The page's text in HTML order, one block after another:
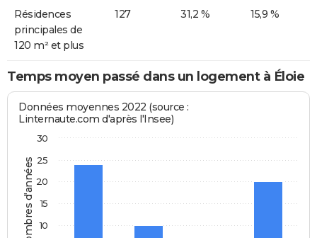
Résidences
principales de
120 m² et plus
127 31,2 % 15,9 %
Temps moyen passé dans un logement à Éloie
Nombres d'années
Données moyennes 2022 (source :
Linternaute.com d'après l'Insee)
10
15
20
25
30